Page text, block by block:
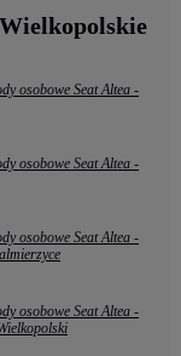
osobowe Seat Altea -
osobowe Seat Altea -
osobowe Seat Altea -
osobowe Seat Altea -